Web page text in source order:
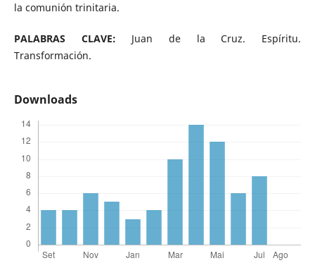
la comunión trinitaria.
PALABRAS CLAVE: Juan de la Cruz. Espíritu.
Transformación.
Downloads